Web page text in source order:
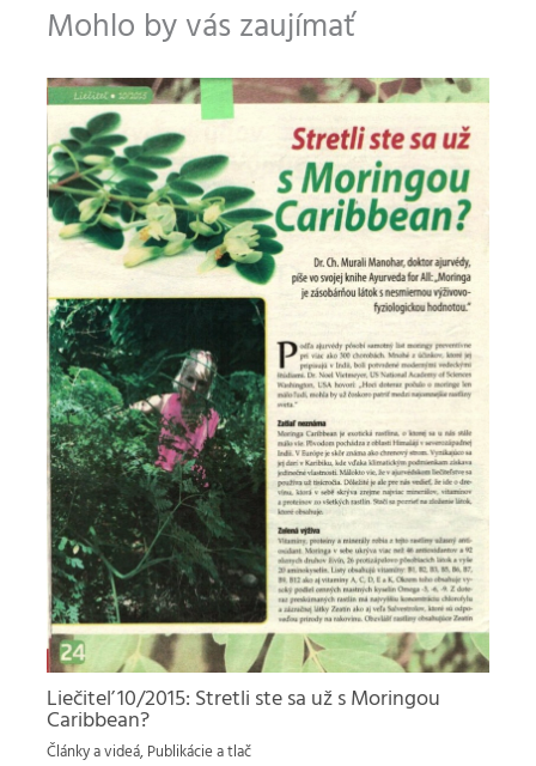
Mohlo by vás zaujímať
Liečiteľ 10/2015: Stretli ste sa už s Moringou
Caribbean?
Články a videá, Publikácie a tlač